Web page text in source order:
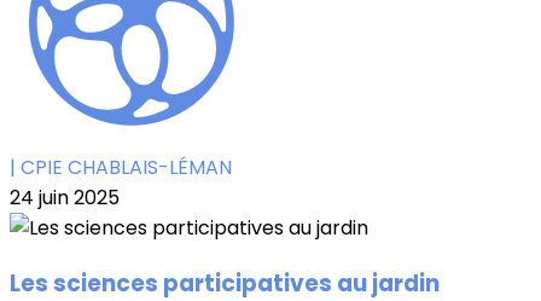
| CPIE CHABLAIS-LÉMAN
24 juin 2025
Les sciences participatives au jardin